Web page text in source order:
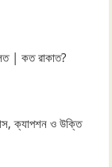
| কত রাকাত?
ক্যাপশন ও উক্তি